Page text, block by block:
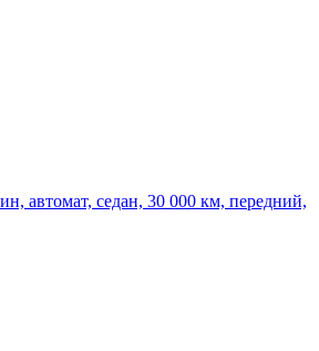
автомат, седан, 30 000 км, передний,